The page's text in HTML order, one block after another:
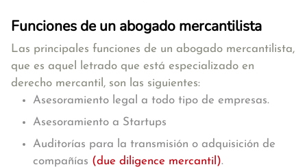
Funciones de un abogado mercantilista
Las principales funciones de un abogado mercantilista,
que es aquel letrado que está especializado en
derecho mercantil, son las siguientes:
Asesoramiento legal a todo tipo de empresas.
Asesoramiento a Startups
Auditorías para la transmisión o adquisición de
compañías (due diligence mercantil).